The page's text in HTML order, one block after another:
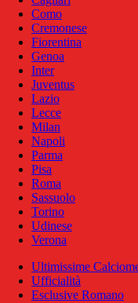
Como
Cremonese
Fiorentina
Genoa
Inter
Juventus
Lazio
Lecce
Milan
Napoli
Parma
Pisa
Roma
Sassuolo
Torino
Udinese
Verona
Ultimissime
Ufficialità
Esclusive Romano